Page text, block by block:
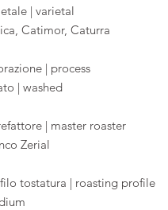
| varietal
Catimor, Caturra
| process
| washed
| master roaster
Zerial
tostatura | roasting profile